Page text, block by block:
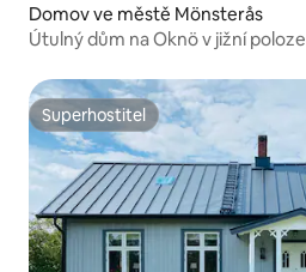
Domov ve městě Mönsterås
Útulný dům na Oknö v jižní poloze
Superhostitel
Superhostitel